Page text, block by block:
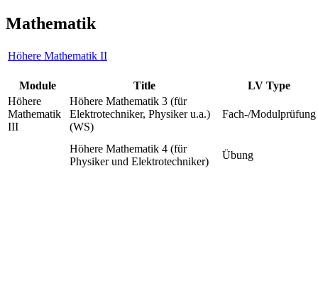
Mathematik
Höhere Mathematik II
Module Title
LV Type
Höhere
Mathematik
III
Höhere Mathematik 3 (für
Elektrotechniker, Physiker u.a.)
(WS)
Fach-/Modulprüfung
Höhere Mathematik 4 (für
Physiker und Elektrotechniker)
Übung